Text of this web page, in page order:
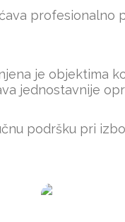
je objektima
jednostavnije
podršku pri